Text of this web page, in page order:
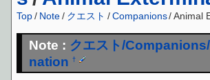
Top / Note/ クエスト / Companions/ Animal
Note : クエスト/
nation
†